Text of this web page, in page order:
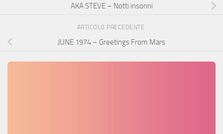
AKA STEVE – Notti insonni
ARTICOLO PRECEDENTE
JUNE 1974 – Greetings From Mars